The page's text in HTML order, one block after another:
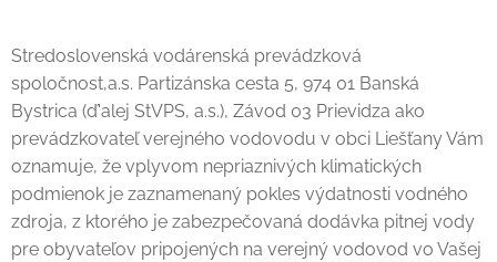
Stredoslovenská vodárenská prevádzková
spoločnost,a.s. Partizánska cesta 5, 974 01 Banská
Bystrica (ď'alej StVPS, a.s.), Závod 03 Prievidza ako
prevádzkovateľ verejného vodovodu v obci Liešťany Vám
oznamuje, že vplyvom nepriaznivých klimatických
podmienok je zaznamenaný pokles výdatnosti vodného
zdroja, z ktorého je zabezpečovaná dodávka pitnej vody
pre obyvateľov pripojených na verejný vodovod vo Vašej